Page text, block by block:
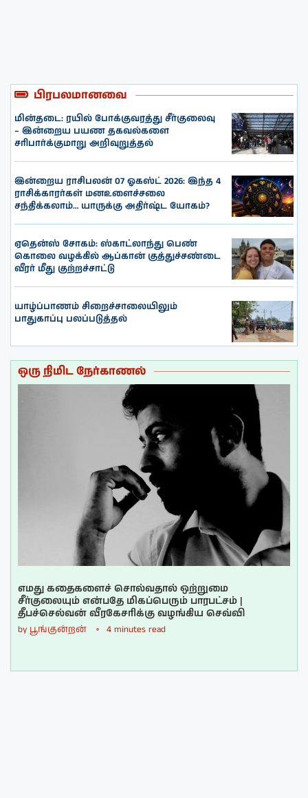
பிரபலமானவை
மின்தடை: ரயில் போக்குவரத்து சீர்குலைவு
– இன்றைய பயண தகவல்களை
சரிபார்க்குமாறு அறிவுறுத்தல்
இன்றைய ராசிபலன் 07 ஓகஸ்ட் 2026: இந்த 4
ராசிக்காரர்கள் மனஉளைச்சலை
சந்திக்கலாம்… யாருக்கு அதிர்ஷ்ட யோகம்?
ஏதென்ஸ் சோகம்: ஸ்காட்லாந்து பெண்
கொலை வழக்கில் ஆப்கான் குத்துச்சண்டை
வீரர் மீது குற்றச்சாட்டு
யாழ்ப்பாணம் சிறைச்சாலையிலும்
பாதுகாப்பு பலப்படுத்தல்
ஒரு நிமிட நேர்காணல்
எமது கதைகளைச் சொல்வதால் ஒற்றுமை
சீர்குலையும் என்பதே மிகப்பெரும் பாரபட்சம் |
தீபச்செல்வன் வீரகேசரிக்கு வழங்கிய செவ்வி
by பூங்குன்றன் 4 minutes read